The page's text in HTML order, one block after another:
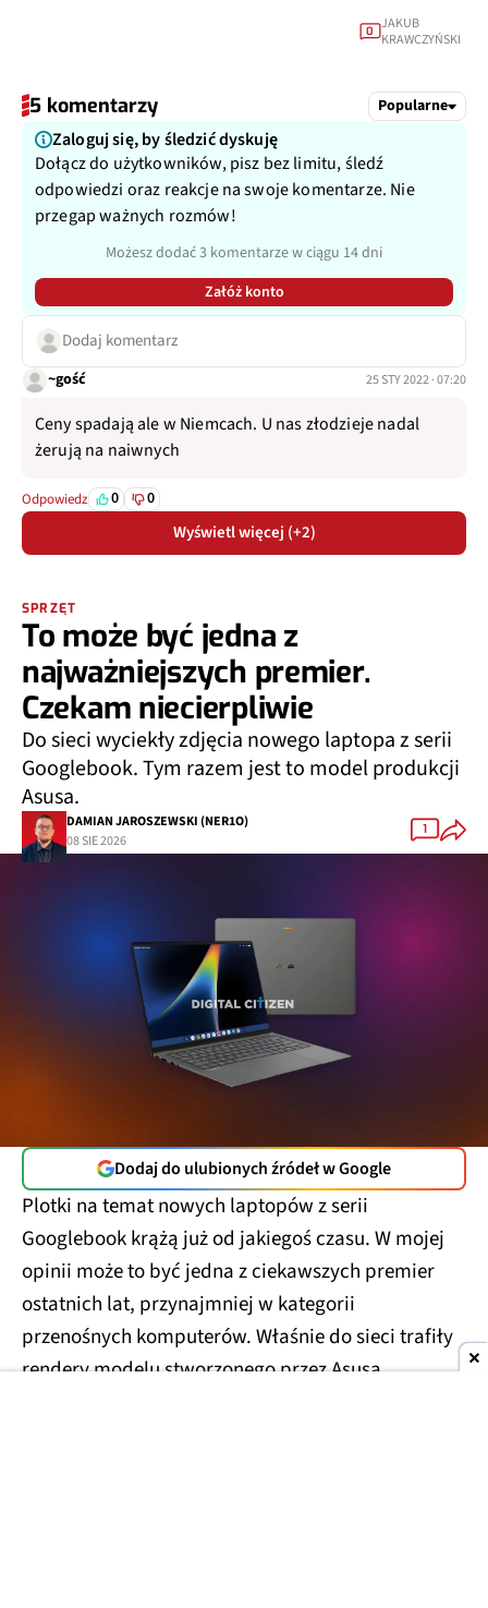
0 JAKUB
KRAWCZYŃSKI
5 komentarzy Popularne
Zaloguj się, by śledzić dyskuję
Dołącz do użytkowników, pisz bez limitu, śledź
odpowiedzi oraz reakcje na swoje komentarze. Nie
przegap ważnych rozmów!
Możesz dodać 3 komentarze w ciągu 14 dni
Załóż konto
Dodaj komentarz
~gość 25 STY 2022 · 07:20
Ceny spadają ale w Niemcach. U nas złodzieje nadal
żerują na naiwnych
Odpowiedz 0 0
Wyświetl więcej (+2)
SPRZĘT
To może być jedna z
najważniejszych premier.
Czekam niecierpliwie
Do sieci wyciekły zdjęcia nowego laptopa z serii
Googlebook. Tym razem jest to model produkcji
Asusa.
DAMIAN JAROSZEWSKI (NER1O)
08 SIE 2026
1
Dodaj do ulubionych źródeł w Google
Plotki na temat nowych laptopów z serii
Googlebook krążą już od jakiegoś czasu. W mojej
opinii może to być jedna z ciekawszych premier
ostatnich lat, przynajmniej w kategorii
przenośnych komputerów. Właśnie do sieci trafiły
rendery modelu stworzonego przez Asusa.